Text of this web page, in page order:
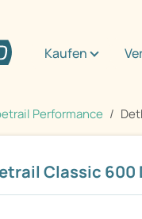
Kaufen
Performance
Classic 600